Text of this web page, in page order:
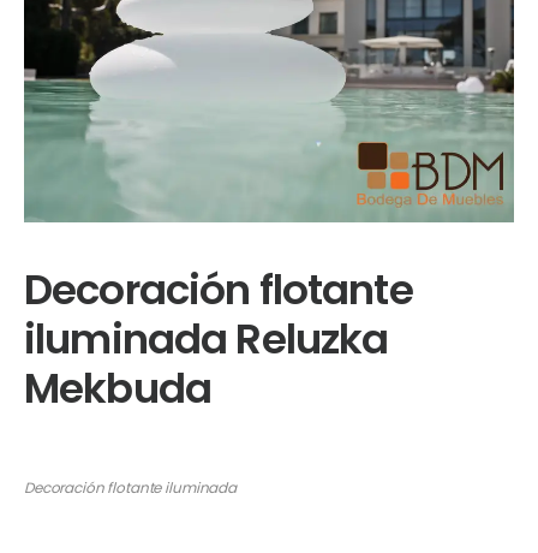
Decoración flotante
iluminada Reluzka
Mekbuda
Decoración flotante iluminada